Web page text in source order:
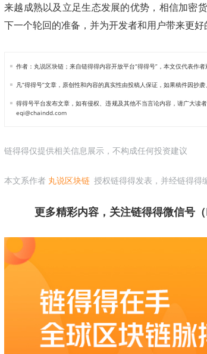
来越成熟以及立足生态发展的优势，相信加密
下一个轮回的准备，并为开发者和用户带来更
作者：丸说区块链；来自链得得内容开放平台“得得号”，本文仅代表作
凡“得得号”文章，原创性和内容的真实性由投稿人保证，如果稿件因抄
得得号平台发布文章，如有侵权、违规及其他不当言论内容，请广大读
eqi@chaindd.com
链得得仅提供相关信息展示，不构成任何投资建议
本文系作者 丸说区块链 授权链得得发表，并经链得得
更多精彩内容，关注链得得微信号